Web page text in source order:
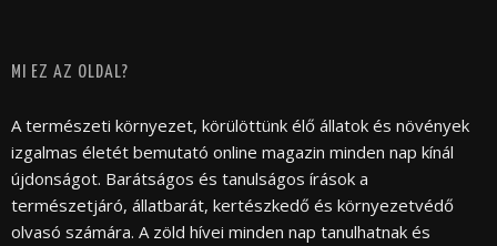
MI EZ AZ OLDAL?
A természeti környezet, körülöttünk élő állatok és növények
izgalmas életét bemutató online magazin minden nap kínál
újdonságot. Barátságos és tanulságos írások a
természetjáró, állatbarát, kertészkedő és környezetvédő
olvasó számára. A zöld hívei minden nap tanulhatnak és